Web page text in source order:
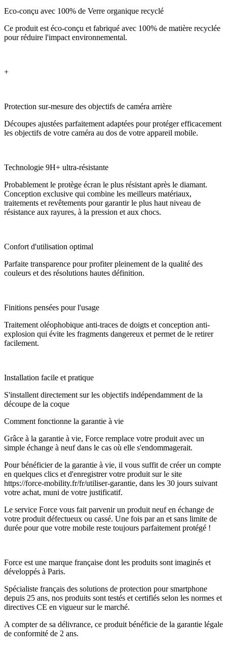
Eco-conçu avec 100% de Verre organique recyclé
Ce produit est éco-conçu et fabriqué avec 100% de matière recyclée
pour réduire l'impact environnemental.
+
Protection sur-mesure des objectifs de caméra arrière
Découpes ajustées parfaitement adaptées pour protéger efficacement
les objectifs de votre caméra au dos de votre appareil mobile.
Technologie 9H+ ultra-résistante
Probablement le protège écran le plus résistant après le diamant.
Conception exclusive qui combine les meilleurs matériaux,
traitements et revêtements pour garantir le plus haut niveau de
résistance aux rayures, à la pression et aux chocs.
Confort d'utilisation optimal
Parfaite transparence pour profiter pleinement de la qualité des
couleurs et des résolutions hautes définition.
Finitions pensées pour l'usage
Traitement oléophobique anti-traces de doigts et conception anti-
explosion qui évite les fragments dangereux et permet de le retirer
facilement.
Installation facile et pratique
S'installent directement sur les objectifs indépendamment de la
découpe de la coque
Comment fonctionne la garantie à vie
Grâce à la garantie à vie, Force remplace votre produit avec un
simple échange à neuf dans le cas où elle s'endommagerait.
Pour bénéficier de la garantie à vie, il vous suffit de créer un compte
en quelques clics et d'enregistrer votre produit sur le site
https://force-mobility.fr/fr/utiliser-garantie, dans les 30 jours suivant
votre achat, muni de votre justificatif.
Le service Force vous fait parvenir un produit neuf en échange de
votre produit défectueux ou cassé. Une fois par an et sans limite de
durée pour que votre mobile reste toujours parfaitement protégé !
Force est une marque française dont les produits sont imaginés et
développés à Paris.
Spécialiste français des solutions de protection pour smartphone
depuis 25 ans, nos produits sont testés et certifiés selon les normes et
directives CE en vigueur sur le marché.
A compter de sa délivrance, ce produit bénéficie de la garantie légale
de conformité de 2 ans.